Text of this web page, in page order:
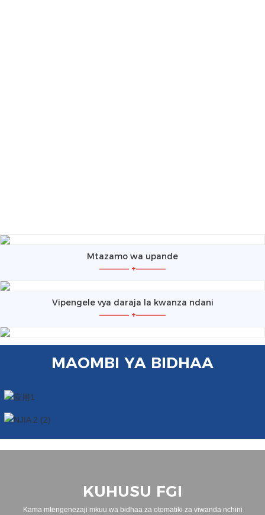
Mtazamo wa upande
————— +—————
Vipengele vya daraja la kwanza ndani
————— +—————
MAOMBI YA BIDHAA
KUHUSU FGI
Kama mtengenezaji mkuu wa bidhaa za otomatiki za viwanda nchini